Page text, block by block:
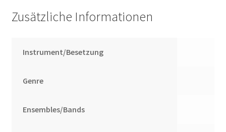
Zusätzliche Informationen
Instrument/Besetzung
Genre
Ensembles/Bands